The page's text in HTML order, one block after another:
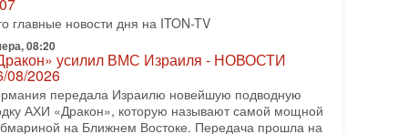
визит премьер-министра Израиля Биньямина
в США и его встреча с Дональдом Трампом
больше вопросов, чем ответов. Полная
07-2026, 15:18
готовит покушение на Нетаниягу! Трамп не
эскалации, но КСИР готовит взрыв!
телеканала ITON-TV СЕРГЕЙ МИГДАЛЬ,
главные новости дня на ITON-TV
08:20
усилил ВМС Израиля - НОВОСТИ
08/2026
передала Израилю новейшую подводную
АХИ «Дракон», которую называют самой мощной
на Ближнем Востоке. Передача прошла на